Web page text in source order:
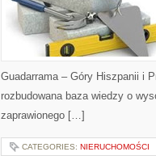
Guadarrama – Góry Hiszpanii i
rozbudowana baza wiedzy o
zaprawionego […]
CATEGORIES: NIERUCHOMOŚCI